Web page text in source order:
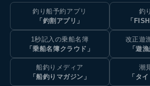
釣り船予約アプリ
「釣割アプリ」
釣
「
1秒記入の乗船名簿
「乗船名簿クラウド」
改正遊
「遊
船釣りメディア
「船釣りマガジン」
潮
「タ